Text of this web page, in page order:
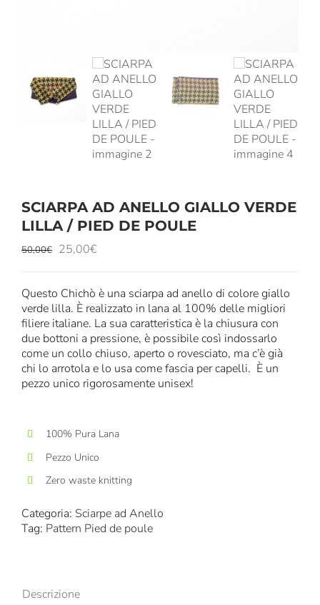
SCIARPA AD ANELLO GIALLO VERDE
LILLA / PIED DE POULE
50,00€ Il
era:
50,00€.
25,00€Il
è:
25,00€.
Questo Chichò è una sciarpa ad anello di colore giallo
verde lilla. È realizzato in lana al 100% delle migliori
filiere italiane. La sua caratteristica è la chiusura con
due bottoni a pressione, è possibile così indossarlo
come un collo chiuso, aperto o rovesciato, ma c’è già
chi lo arrotola e lo usa come fascia per capelli. È un
pezzo unico rigorosamente unisex!
100% Pura Lana
Pezzo Unico
Zero waste knitting
Categoria: Sciarpe ad Anello
Tag: Pattern Pied de poule
Descrizione